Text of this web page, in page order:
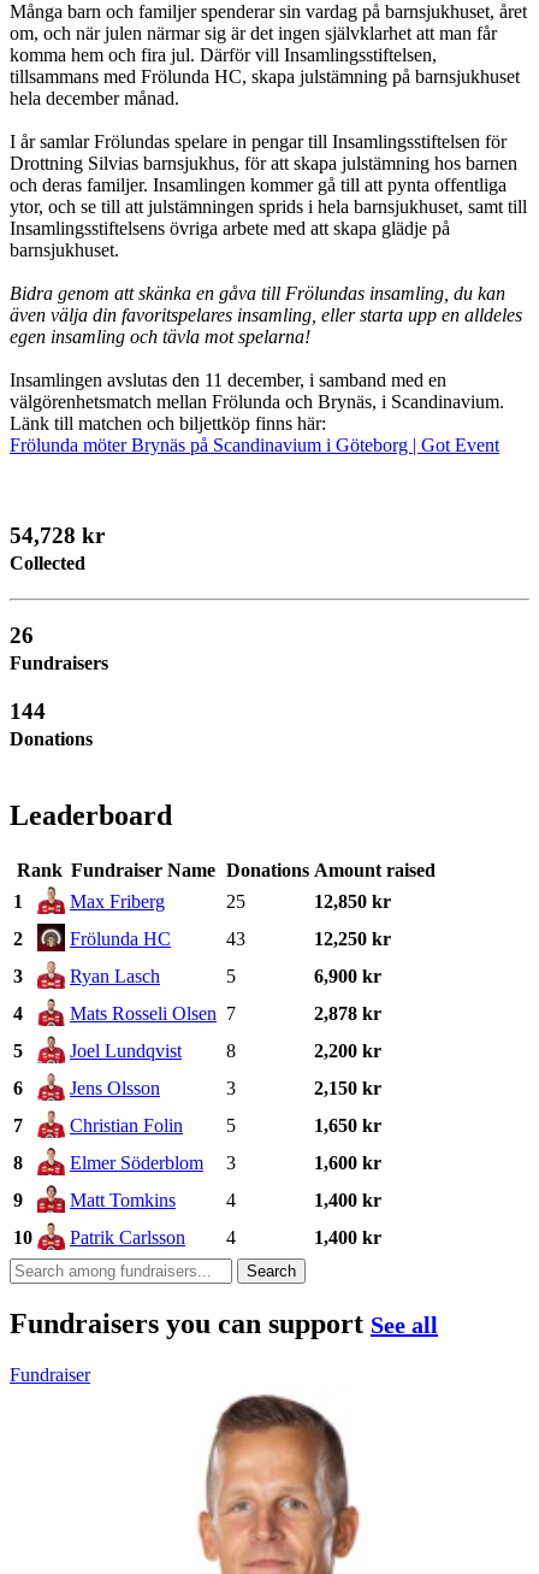
Många barn och familjer spenderar sin vardag på barnsjukhuset, året
om, och när julen närmar sig är det ingen självklarhet att man får
komma hem och fira jul. Därför vill Insamlingsstiftelsen,
tillsammans med Frölunda HC, skapa julstämning på barnsjukhuset
hela december månad.
I år samlar Frölundas spelare in pengar till Insamlingsstiftelsen för
Drottning Silvias barnsjukhus, för att skapa julstämning hos barnen
och deras familjer. Insamlingen kommer gå till att pynta offentliga
ytor, och se till att julstämningen sprids i hela barnsjukhuset, samt till
Insamlingsstiftelsens övriga arbete med att skapa glädje på
barnsjukhuset.
Bidra genom att skänka en gåva till Frölundas insamling, du kan
även välja din favoritspelares insamling, eller starta upp en alldeles
egen insamling och tävla mot spelarna!
Insamlingen avslutas den 11 december, i samband med en
välgörenhetsmatch mellan Frölunda och Brynäs, i Scandinavium.
Länk till matchen och biljettköp finns här:
Frölunda möter Brynäs på Scandinavium i Göteborg | Got Event
54,728 kr
Collected
26
Fundraisers
144
Donations
Leaderboard
Rank Fundraiser Name Donations Amount raised
1
Max Friberg 25
12,850 kr
2
Frölunda HC 43
12,250 kr
3
Ryan Lasch 5
6,900 kr
4
Mats Rosseli Olsen 7
2,878 kr
5
Joel Lundqvist 8
2,200 kr
6
Jens Olsson 3
2,150 kr
7
Christian Folin 5
1,650 kr
8
Elmer Söderblom 3
1,600 kr
9
Matt Tomkins 4
1,400 kr
10
Patrik Carlsson 4 1,400 kr
Search
Fundraisers you can support See all
Fundraiser